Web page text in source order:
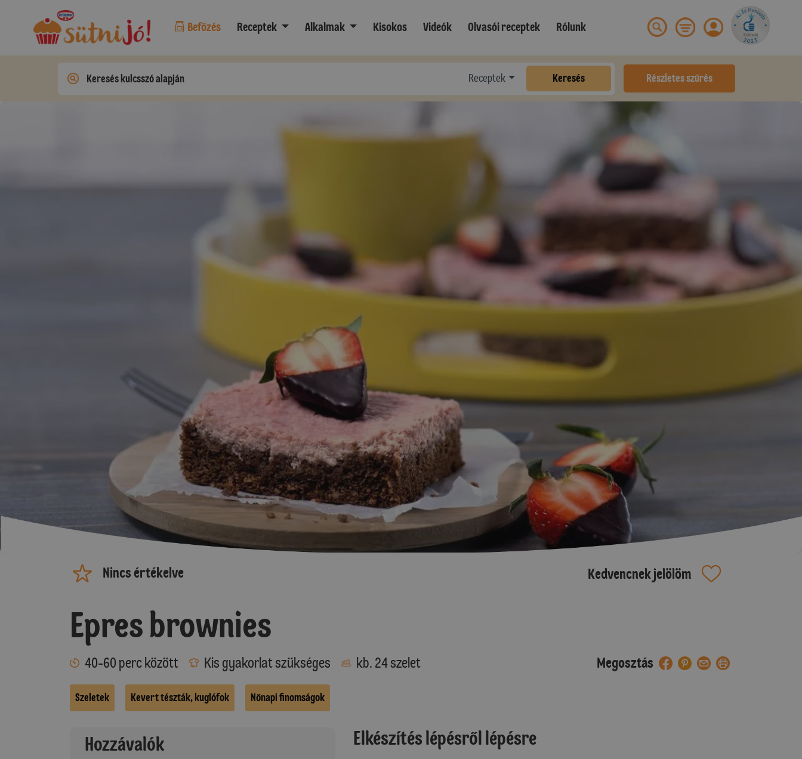
Befőzés Receptek Alkalmak Kisokos Videók Olvasói receptek Rólunk
Receptek Keresés Részletes szűrés
Nincs értékelve Kedvencnek jelölöm
Epres brownies
40-60 perc között Kis gyakorlat szükséges kb. 24 szelet Megosztás
Szeletek Kevert tészták, kuglófok Nőnapi finomságok
Hozzávalók Elkészítés lépésről lépésre